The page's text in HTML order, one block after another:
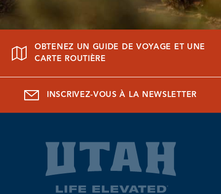
OBTENEZ UN GUIDE DE VOYAGE ET UNE
CARTE ROUTIÈRE
INSCRIVEZ-VOUS À LA NEWSLETTER